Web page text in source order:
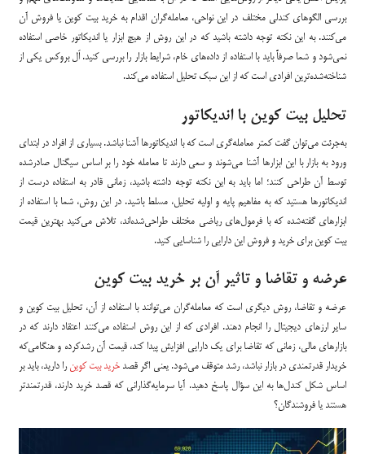
بررسی الگوهای کندلی مختلف در این نواحی، معامله‌گران اقدام به خرید بیت کوین یا فروش آن
می‌کنند. به این نکته توجه داشته باشید که در این روش از هیچ ابزار یا اندیکاتور خاصی استفاده
نمی‌شود و شما صرفاً باید با استفاده از داده‌های خام، شرایط بازار را بررسی کنید. اَل بروکس یکی از
شناخته‌شده‌ترین افرادی است که از این سبک تحلیل استفاده می‌کند.
تحلیل بیت کوین با اندیکاتور
به‌جرئت می‌توان گفت کمتر معامله‌گری است که با اندیکاتورها آشنا نباشد. بسیاری از افراد در ابتدای
ورود به بازار با این ابزارها آشنا می‌شوند و سعی دارند تا معامله خود را بر اساس سیگنال صادرشده
توسط آن طراحی کنند؛ اما باید به این نکته توجه داشته باشید، زمانی قادر به استفاده درست از
اندیکاتورها هستید که به مفاهیم پایه و اولیه تحلیل، مسلط باشید. در این روش، شما با استفاده از
ابزارهای گفته‌شده که با فرمول‌های ریاضی مختلف طراحی‌شده‌اند، تلاش می‌کنید بهترین قیمت
بیت کوین برای خرید و فروش این دارایی را شناسایی کنید.
عرضه و تقاضا و تاثیر آن بر خرید بیت کوین
عرضه و تقاضا، روش دیگری است که معامله‌گران می‌توانند با استفاده از آن، تحلیل بیت کوین و
سایر ارزهای دیجیتال را انجام دهند. افرادی که از این روش استفاده می‌کنند اعتقاد دارند که در
بازارهای مالی، زمانی که تقاضا برای یک دارایی افزایش پیدا کند، قیمت آن رشدکرده و هنگامی‌که
خریدار قدرتمندی در بازار نباشد، رشد متوقف می‌شود. یعنی اگر قصد خرید بیت کوین را دارید، باید بر
اساس شکل کندل‌ها به این سؤال پاسخ دهید. آیا سرمایه‌گذارانی که قصد خرید دارند، قدرتمندتر
هستند یا فروشندگان؟